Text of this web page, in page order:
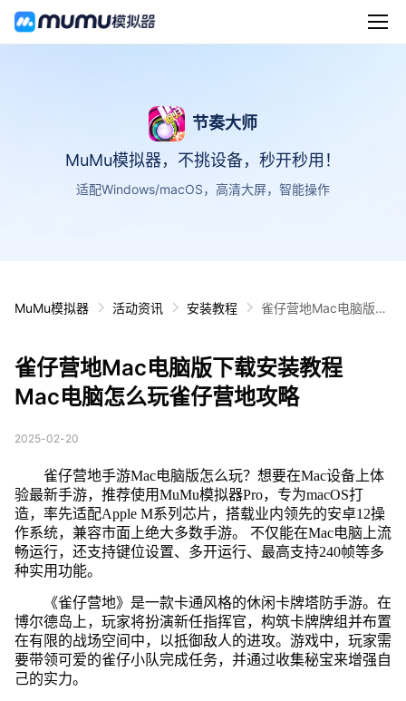
节奏大师
MuMu模拟器，不挑设备，秒开秒用！
适配Windows/macOS，高清大屏，智能操作
MuMu模拟器 活动资讯 安装教程
雀仔营地Mac电脑版下
雀仔营地Mac电脑版下载安装教程
Mac电脑怎么玩雀仔营地攻略
2025-02-20
雀仔营地手游Mac电脑版怎么玩？想要在Mac设备上体
验最新手游，推荐使用MuMu模拟器Pro，专为macOS打
造，率先适配Apple M系列芯片，搭载业内领先的安卓12操
作系统，兼容市面上绝大多数手游。 不仅能在Mac电脑上流
畅运行，还支持键位设置、多开运行、最高支持240帧等多
种实用功能。
《雀仔营地》是一款卡通风格的休闲卡牌塔防手游。在
博尔德岛上，玩家将扮演新任指挥官，构筑卡牌牌组并布置
在有限的战场空间中，以抵御敌人的进攻。游戏中，玩家需
要带领可爱的雀仔小队完成任务，并通过收集秘宝来增强自
己的实力。